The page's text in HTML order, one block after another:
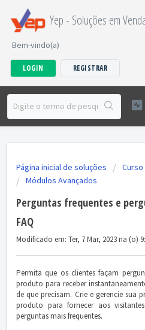
Yep - Soluções em
Bem-vindo(a)
LOGIN REGISTRAR
Página inicial de soluções
Módulos Avançados
Perguntas frequentes e
FAQ
Modificado em: Ter, 7 Mar, 2023 na (o)
Permita que os clientes façam
produto para receber
de que precisam. Crie e gerencie sua
produto para fornecer aos
perguntas mais frequentes.